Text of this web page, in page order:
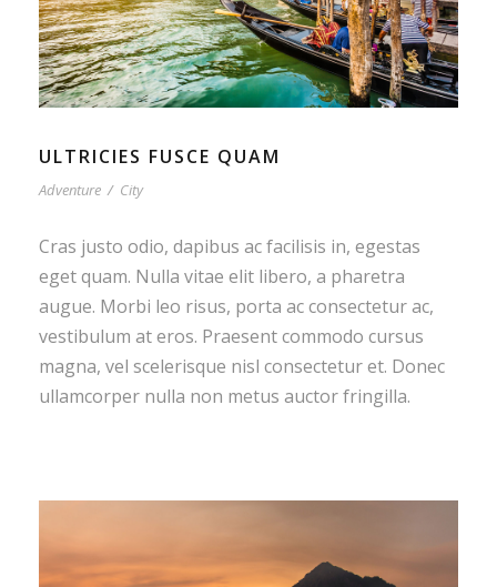
ULTRICIES FUSCE QUAM
Adventure / City
Cras justo odio, dapibus ac facilisis in, egestas
eget quam. Nulla vitae elit libero, a pharetra
augue. Morbi leo risus, porta ac consectetur ac,
vestibulum at eros. Praesent commodo cursus
magna, vel scelerisque nisl consectetur et. Donec
ullamcorper nulla non metus auctor fringilla.